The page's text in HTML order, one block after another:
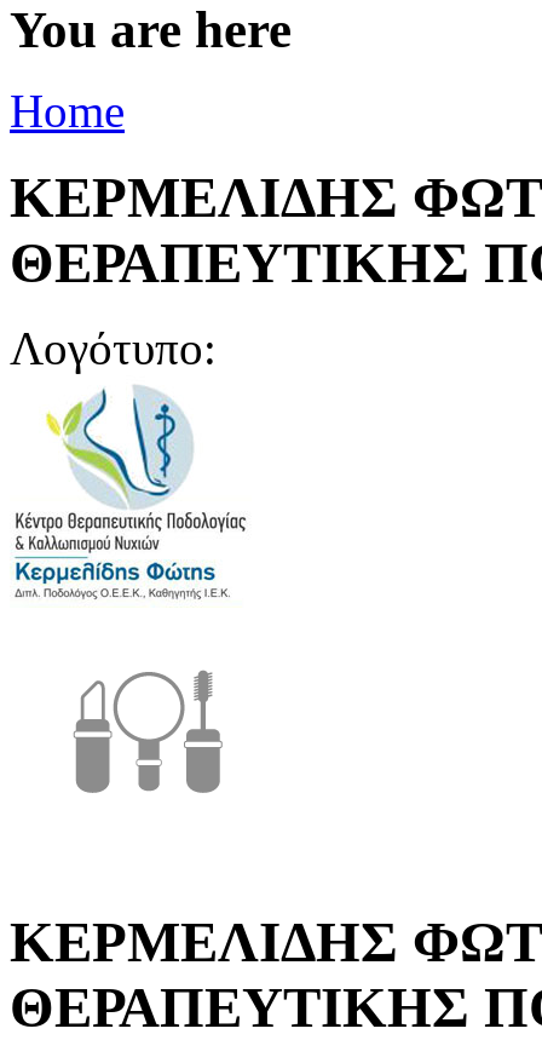
You are here
Home
ΚΕΡΜΕΛΙΔΗΣ
ΘΕΡΑΠΕΥΤΙΚΗΣ
Λογότυπο:
ΚΕΡΜΕΛΙΔΗΣ
ΘΕΡΑΠΕΥΤΙΚΗΣ